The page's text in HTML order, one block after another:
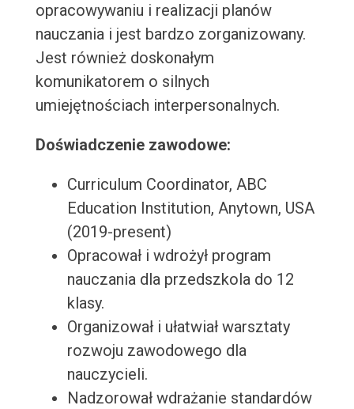
opracowywaniu i realizacji planów
nauczania i jest bardzo zorganizowany.
Jest również doskonałym
komunikatorem o silnych
umiejętnościach interpersonalnych.
Doświadczenie zawodowe:
Curriculum Coordinator, ABC
Education Institution, Anytown, USA
(2019-present)
Opracował i wdrożył program
nauczania dla przedszkola do 12
klasy.
Organizował i ułatwiał warsztaty
rozwoju zawodowego dla
nauczycieli.
Nadzorował wdrażanie standardów